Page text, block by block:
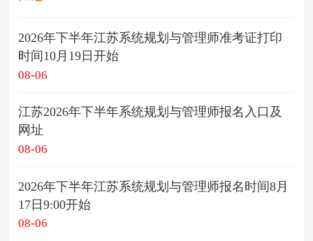
2026年下半年江苏系统规划与管理师准考证打印
时间10月19日开始
08-06
江苏2026年下半年系统规划与管理师报名入口及
网址
08-06
2026年下半年江苏系统规划与管理师报名时间8月
17日9:00开始
08-06